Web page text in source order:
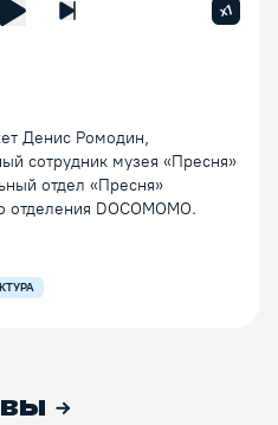
лекция
Следующая лекция
x1
Денис Ромодин,
сотрудник музея «Пресня»
отдел «Пресня»
DOCOMOMO.